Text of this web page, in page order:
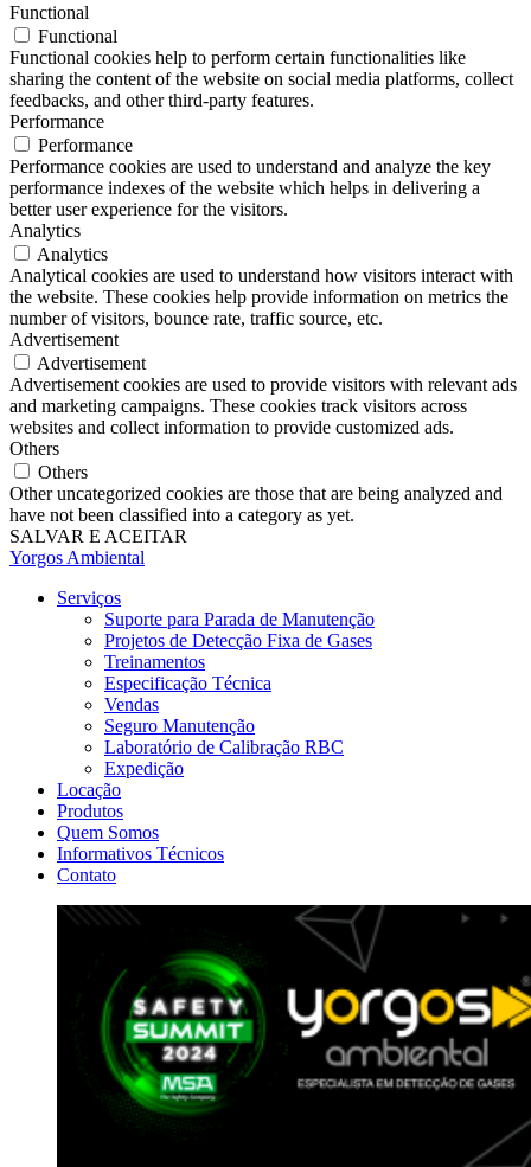
Functional
Functional
Functional cookies help to perform certain functionalities like
sharing the content of the website on social media platforms, collect
feedbacks, and other third-party features.
Performance
Performance
Performance cookies are used to understand and analyze the key
performance indexes of the website which helps in delivering a
better user experience for the visitors.
Analytics
Analytics
Analytical cookies are used to understand how visitors interact with
the website. These cookies help provide information on metrics the
number of visitors, bounce rate, traffic source, etc.
Advertisement
Advertisement
Advertisement cookies are used to provide visitors with relevant ads
and marketing campaigns. These cookies track visitors across
websites and collect information to provide customized ads.
Others
Others
Other uncategorized cookies are those that are being analyzed and
have not been classified into a category as yet.
SALVAR E ACEITAR
Yorgos Ambiental
Serviços
Suporte para Parada de Manutenção
Projetos de Detecção Fixa de Gases
Treinamentos
Especificação Técnica
Vendas
Seguro Manutenção
Laboratório de Calibração RBC
Expedição
Locação
Produtos
Quem Somos
Informativos Técnicos
Contato